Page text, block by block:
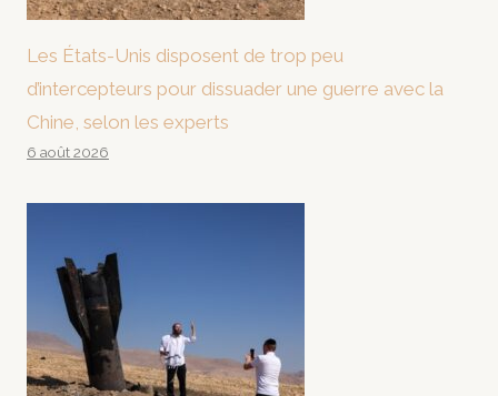
Les États-Unis disposent de trop peu
d’intercepteurs pour dissuader une guerre avec la
Chine, selon les experts
6 août 2026